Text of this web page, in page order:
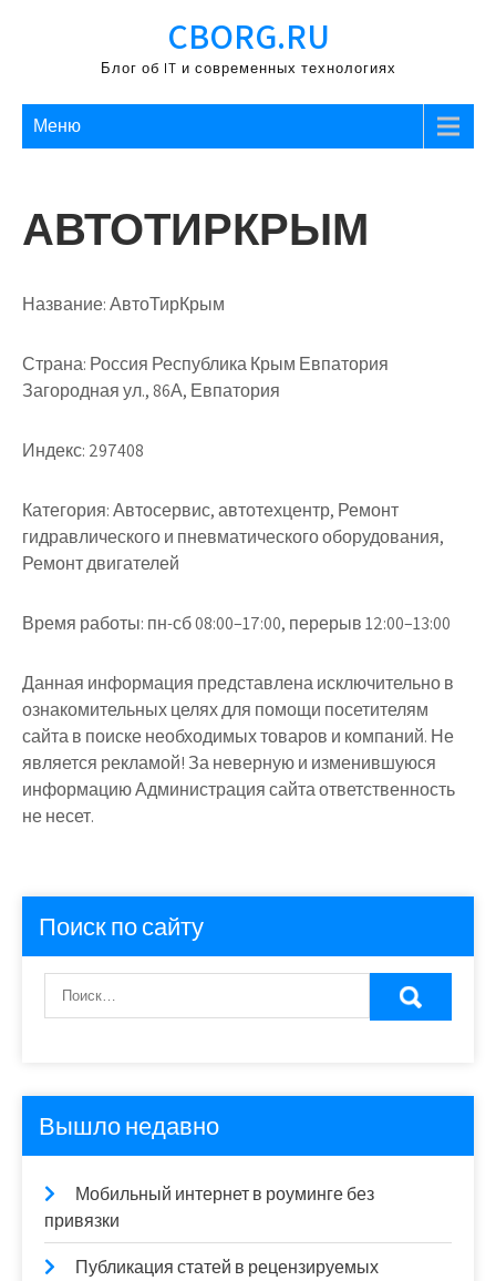
содержимому
CBORG.RU
Блог об IT и современных технологиях
Меню
АВТОТИРКРЫМ
Название:АвтоТирКрым
Страна: Россия Республика Крым Евпатория
Загородная ул., 86А, Евпатория
Индекс: 297408
Категория:Автосервис, автотехцентр, Ремонт
гидравлического и пневматического оборудования,
Ремонт двигателей
Время работы: пн-сб 08:00–17:00, перерыв 12:00–13:00
Данная информация представлена исключительно в
ознакомительных целях для помощи посетителям
сайта в поиске необходимых товаров и компаний. Не
является рекламой! За неверную и изменившуюся
информацию Администрация сайта ответственность
не несет.
Поиск по сайту
Вышло недавно
Мобильный интернет в роуминге без
привязки
Публикация статей в рецензируемых